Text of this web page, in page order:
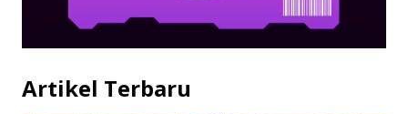
Artikel Terbaru